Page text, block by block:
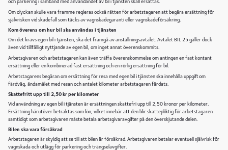
Om olyckan skulle vara framme regleras också rätten för arbetstagaren att begära ersättning för
självrisken vid skadefall som täcks av vagnskadegaranti eller vagnskadeförsäkring.
Kom överens om hur bil ska användas i tjänsten
Om det krävs egen bil i tjänsten, ska det framgå av anställningsavtalet. Avtalet BIL 25 gäller dock
även vid tillfälligt nyttjande av egen bil, om inget annat överenskommits.
Arbetsgivaren och arbetstagaren kan även träffa överenskommelse om antingen en fast kontant
ersättning eller en kombinerad fast ersättning och en rörlig ersättning för bil.
Arbetstagarens begäran om ersättning för resa med egen bil i tjänsten ska innehålla uppgift om
färdväg, ändamålet med resan och antalet kilometer arbetstagaren färdats.
Skattefritt upp till 2,50 kr per kilometer
Vid användning av egen bil i tjänsten är ersättningen skattefri upp till 2,50 kronor per kilometer.
Ersättning härutöver betraktas som lön, vilket innebär att den blir skattepliktig för arbetstagaren
samtidigt som arbetsgivaren måste betala arbetsgivaravgifter på den överskjutande delen.
Bilen ska vara försäkrad
Arbetstagaren är skyldig att se till att bilen är försäkrad. Arbetsgivaren betalar eventuell självrisk för
vagnskada och utlägg för parkering och trängselavgifter.